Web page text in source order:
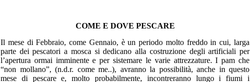
COME E DOVE PESCARE
Il mese di Febbraio, come Gennaio, è un periodo molto freddo in cui, larga
parte dei pescatori a mosca si dedicano alla costruzione degli artificiali per
l’apertura ormai imminente e per sistemare le varie attrezzature. I pam che
“non mollano”, (n.d.r. come me..), avranno la possibilità, anche in questo
mese di pescare e, molto probabilmente, incontreranno lungo i fiumi i